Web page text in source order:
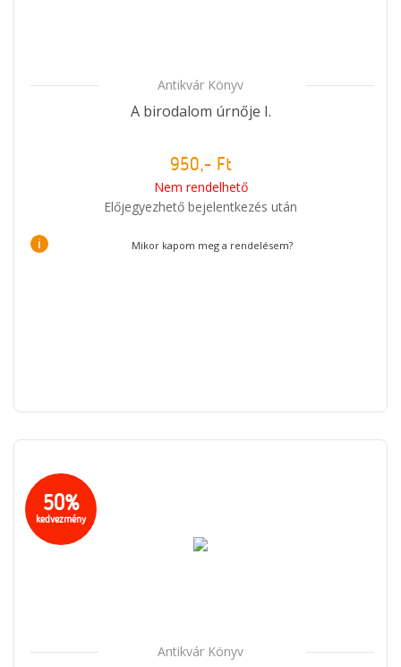
Antikvár Könyv
A birodalom úrnője I.
950,- Ft
Nem rendelhető
Előjegyezhető bejelentkezés után
i Mikor kapom meg a rendelésem?
50%
kedvezmény
Antikvár Könyv